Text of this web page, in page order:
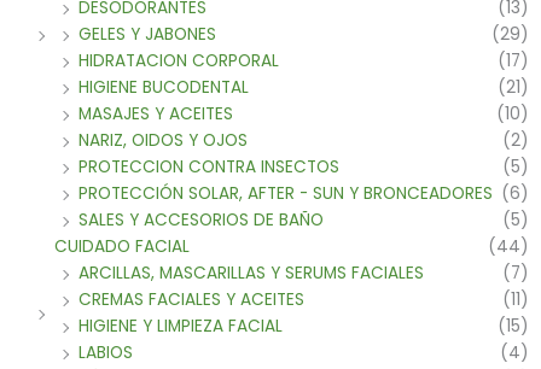
DESODORANTES
(13)
GELES Y JABONES
(29)
HIDRATACION CORPORAL
(17)
HIGIENE BUCODENTAL
(21)
MASAJES Y ACEITES
(10)
NARIZ, OIDOS Y OJOS
(2)
PROTECCION CONTRA INSECTOS
(5)
PROTECCIÓN SOLAR, AFTER - SUN Y BRONCEADORES (6)
SALES Y ACCESORIOS DE BAÑO
(5)
CUIDADO FACIAL
(44)
ARCILLAS, MASCARILLAS Y SERUMS FACIALES
(7)
CREMAS FACIALES Y ACEITES
(11)
HIGIENE Y LIMPIEZA FACIAL
(15)
LABIOS
(4)